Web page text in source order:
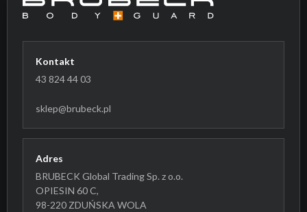
Kontakt
43 824 44 03
sklep@brubeck.pl
Adres
BRUBECK Global Trading Sp. z o.o.
OPIESIN 60 C,
98-220 ZDUŃSKA WOLA